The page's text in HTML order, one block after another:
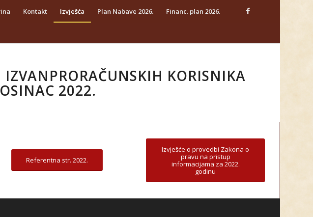
Kontakt Izvješća Plan Nabave 2026. Financ. plan 2026.
IZVANPRORAČUNSKIH KORISNIKA
2022.
Referentna str. 2022.
Izvješće o provedbi Zakona o
pravu na pristup
informacijama za 2022.
godinu